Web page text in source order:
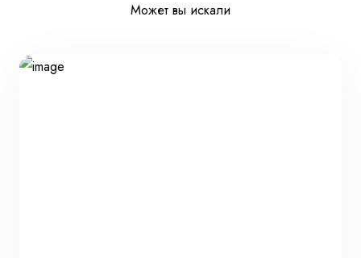
Может вы искали